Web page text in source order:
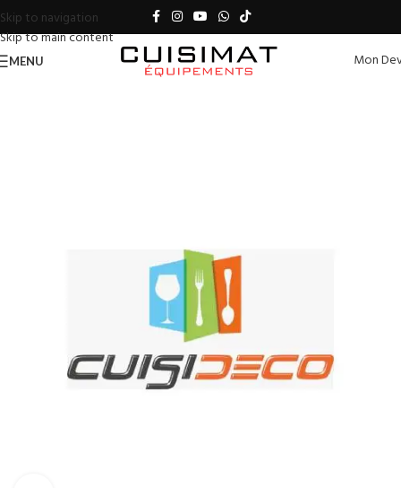
Skip to navigation
Skip to main content
MENU Mon